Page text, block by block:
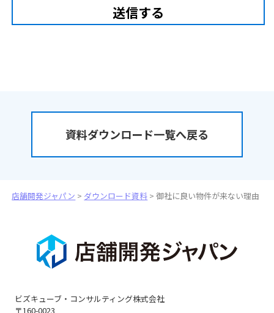
資料ダウンロード一覧へ戻る
店舗開発ジャパン > ダウンロード資料 >御社に良い物件が来ない理由
ビズキューブ・コンサルティング株式会社
〒160-0023